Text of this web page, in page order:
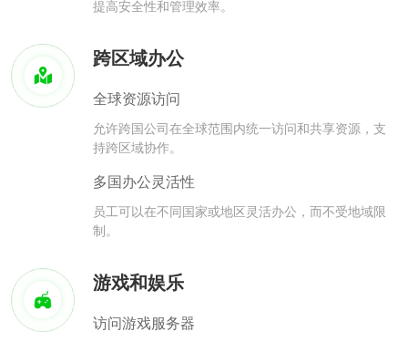
提高安全性和管理效率。
跨区域办公
全球资源访问
允许跨国公司在全球范围内统一访问和共享资源，支
持跨区域协作。
多国办公灵活性
员工可以在不同国家或地区灵活办公，而不受地域限
制。
游戏和娱乐
访问游戏服务器